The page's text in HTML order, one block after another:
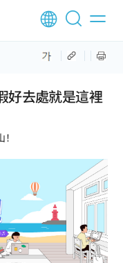
好去處就是這裡